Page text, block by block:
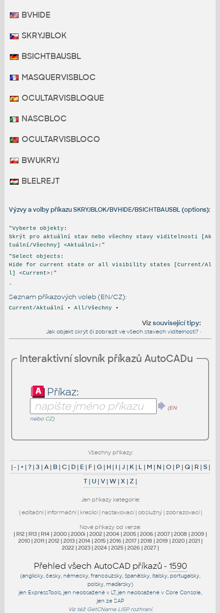
BVHIDE
SKRYJBLOK
BSICHTBAUSBL
MASQUERVISBLOC
OCULTARVISBLOQUE
NASCBLOC
OCULTARVISBLOCO
BWUKRYJ
BLELREJT
Výzvy a volby příkazu SKRYJBLOK/BVHIDE/BSICHTBAUSBL (options):
"Vyberte objekty:
Skrýt pro aktuální stav nebo všechny stavy viditelnosti [Ak
tuální/Všechny] <Aktuální>:"
"Select objects:
Hide for current state or all visibility states [Current/Al
l] <Current>:"
-
Seznam příkazových voleb (EN/CZ):
Current/Aktuální • All/Všechny •
Vizsouvisející tipy:
Jak objekt skrýt či zobrazit ve všech stavech viditelnosti? •
Interaktivní slovník příkazů AutoCADu
Příkaz:
(EN
nebo CZ)
Všechny příkazy:
|- |+|?|3 |A| B|C| D| E| F |G| H| I |J | K| L | M | N |O| P |Q| R |S|
T| U|V|W|X |Z |
Jen příkazy kategorie:
| editační| informační| kreslicí| nastavovací| obslužný| zobrazovací|
Nové příkazy od verze:
| R12 | R13 | R14 | 2000 | 2000i | 2002 | 2004 | 2005 | 2006 | 2007 | 2008 | 2009 |
2010 | 2011 | 2012 | 2013 | 2014 | 2015 | 2016 | 2017 | 2018 | 2019 | 2020 | 2021 |
2022 | 2023 | 2024 | 2025 | 2026 | 2027 |
Přehled všech AutoCAD příkazů - 1590
(anglicky, česky, německy, francouzsky, španělsky, italsky, portugalsky,
polsky, maďarsky)
jen ExpressTools , jen neobsažené v LT, jen neobsažené v Core Console
jen ze SAP
Viz též GetCNameLISP rozhraní.